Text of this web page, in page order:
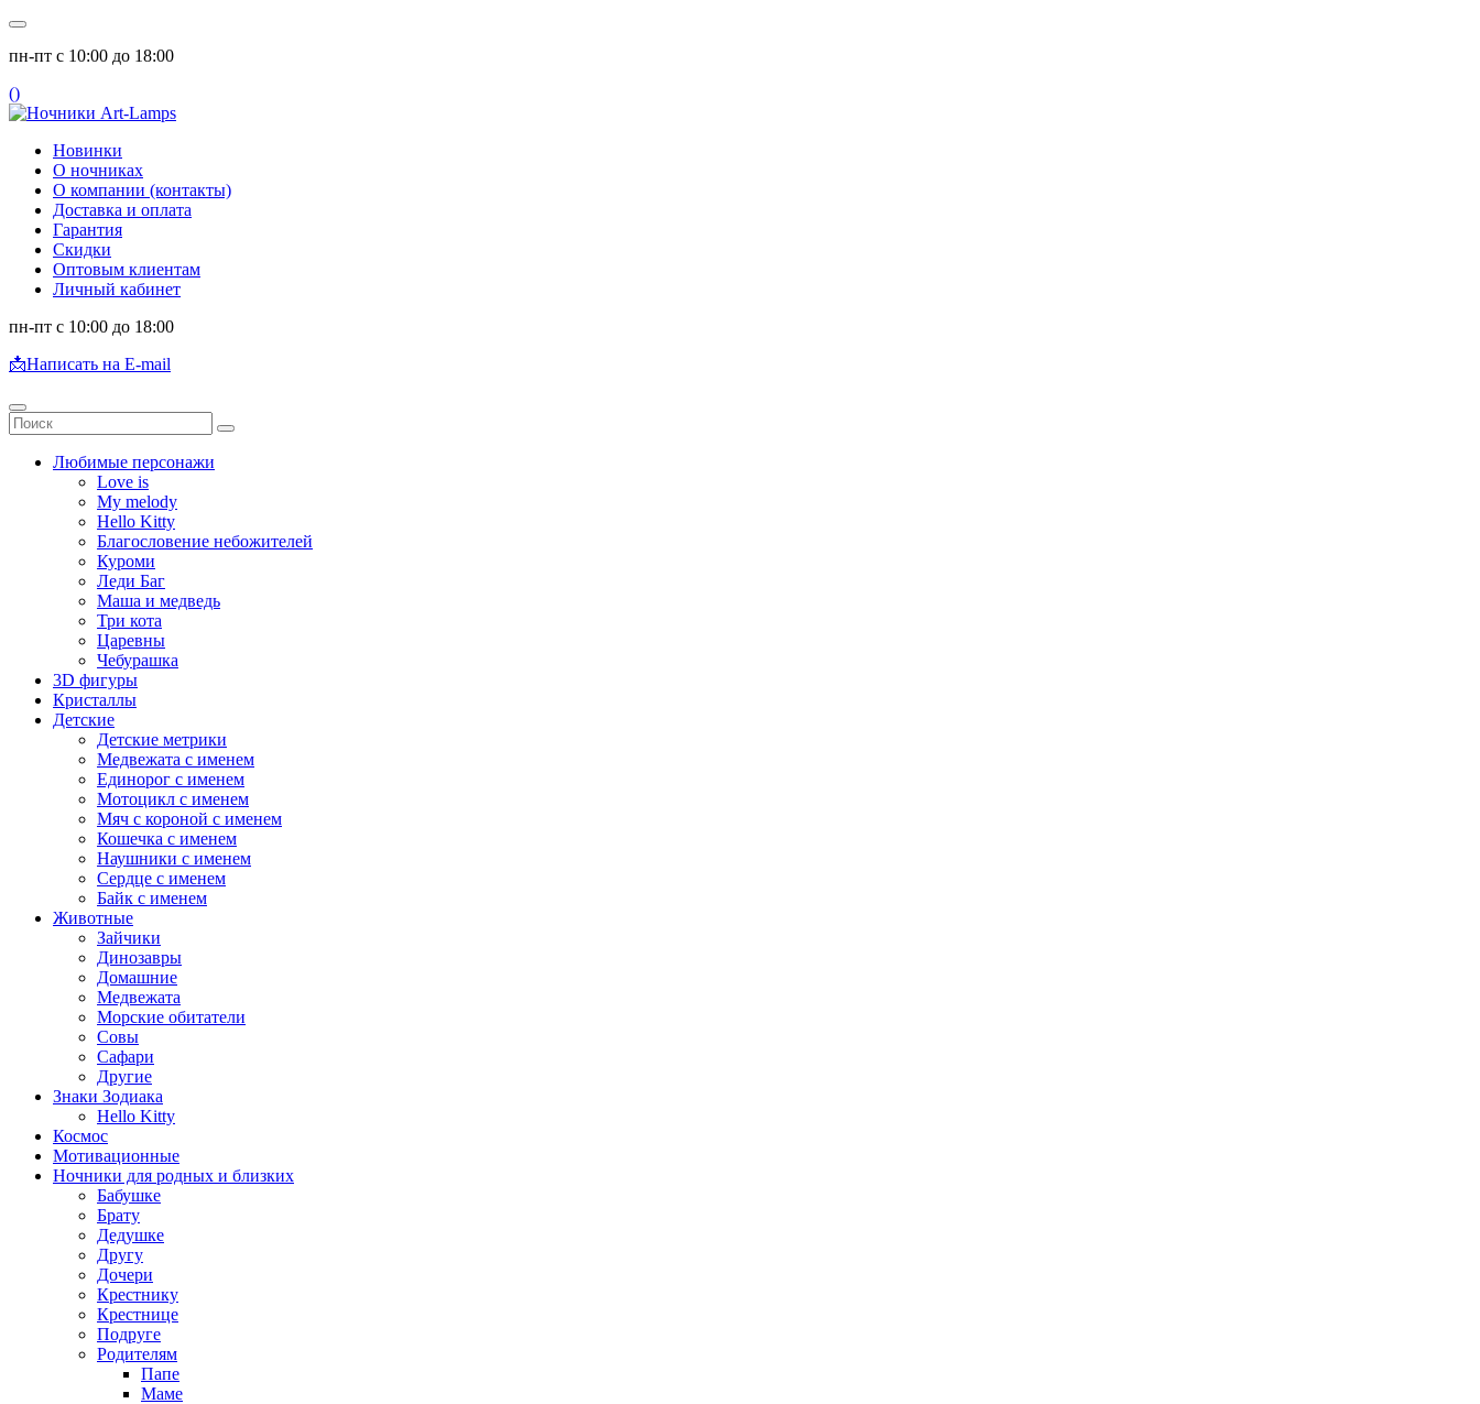
пн-пт с 10:00 до 18:00
()
Новинки
О ночниках
О компании (контакты)
Доставка и оплата
Гарантия
Скидки
Оптовым клиентам
Личный кабинет
пн-пт с 10:00 до 18:00
📩Написать на E-mail
Любимые персонажи
Love is
My melody
Hello Kitty
Благословение небожителей
Куроми
Леди Баг
Маша и медведь
Три кота
Царевны
Чебурашка
3D фигуры
Кристаллы
Детские
Детские метрики
Медвежата с именем
Единорог с именем
Мотоцикл с именем
Мяч с короной с именем
Кошечка с именем
Наушники с именем
Сердце с именем
Байк с именем
Животные
Зайчики
Динозавры
Домашние
Медвежата
Морские обитатели
Совы
Сафари
Другие
Знаки Зодиака
Hello Kitty
Космос
Мотивационные
Ночники для родных и близких
Бабушке
Брату
Дедушке
Другу
Дочери
Крестнику
Крестнице
Подруге
Родителям
Папе
Маме